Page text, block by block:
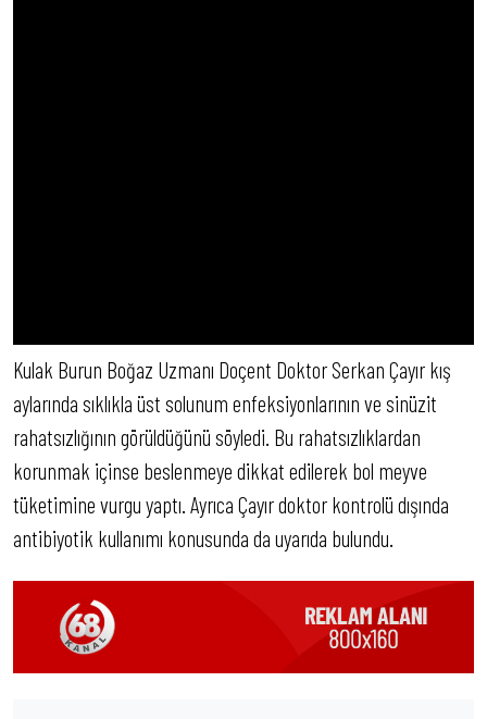
Kulak Burun Boğaz Uzmanı Doçent Doktor Serkan Çayır kış
aylarında sıklıkla üst solunum enfeksiyonlarının ve sinüzit
rahatsızlığının görüldüğünü söyledi. Bu rahatsızlıklardan
korunmak içinse beslenmeye dikkat edilerek bol meyve
tüketimine vurgu yaptı. Ayrıca Çayır doktor kontrolü dışında
antibiyotik kullanımı konusunda da uyarıda bulundu.